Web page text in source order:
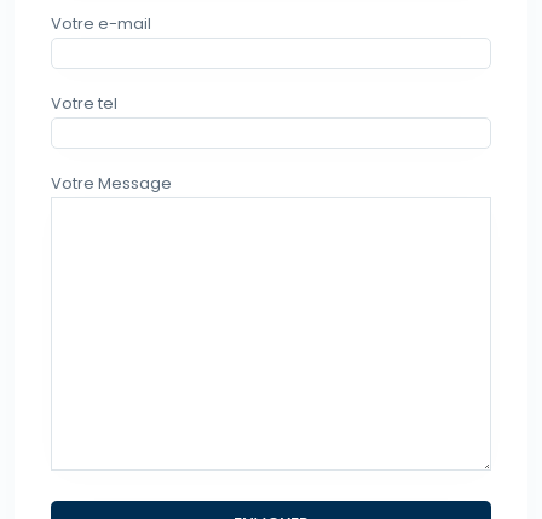
Votre e-mail
Votre tel
Votre Message